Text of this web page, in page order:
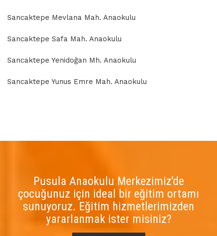
Sancaktepe Mevlana Mah. Anaokulu
Sancaktepe Safa Mah. Anaokulu
Sancaktepe Yenidoğan Mh. Anaokulu
Sancaktepe Yunus Emre Mah. Anaokulu
Pusula Anaokulu Merkezimiz'de
çocuğunuz için ideal bir eğitim ortamı
sunuyoruz. Eğitim hizmetlerimizden
yararlanmak ister misiniz?